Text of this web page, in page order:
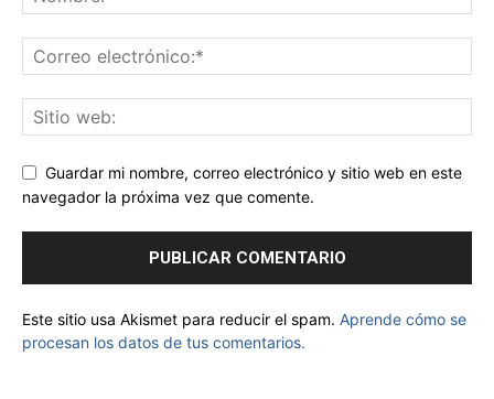
Guardar mi nombre, correo electrónico y sitio web en este
navegador la próxima vez que comente.
Este sitio usa Akismet para reducir el spam. Aprende cómo se
procesan los datos de tus comentarios.